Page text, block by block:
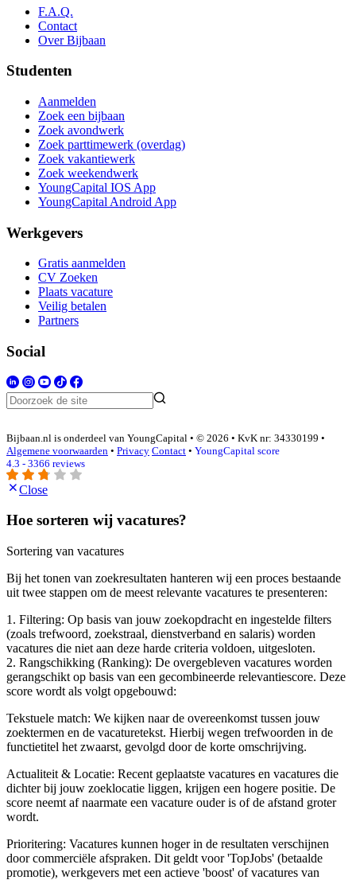
F.A.Q.
Contact
Over Bijbaan
Studenten
Aanmelden
Zoek een bijbaan
Zoek avondwerk
Zoek parttimewerk (overdag)
Zoek vakantiewerk
Zoek weekendwerk
YoungCapital IOS App
YoungCapital Android App
Werkgevers
Gratis aanmelden
CV Zoeken
Plaats vacature
Veilig betalen
Partners
Social
Bijbaan.nl is onderdeel van YoungCapital • © 2026 • KvK nr: 34330199 •
Algemene voorwaarden • Privacy Contact • YoungCapital score
4.3 - 3366 reviews
Close
Hoe sorteren wij vacatures?
Sortering van vacatures
Bij het tonen van zoekresultaten hanteren wij een proces bestaande
uit twee stappen om de meest relevante vacatures te presenteren:
1. Filtering: Op basis van jouw zoekopdracht en ingestelde filters
(zoals trefwoord, zoekstraal, dienstverband en salaris) worden
vacatures die niet aan deze harde criteria voldoen, uitgesloten.
2. Rangschikking (Ranking): De overgebleven vacatures worden
gerangschikt op basis van een gecombineerde relevantiescore. Deze
score wordt als volgt opgebouwd:
Tekstuele match: We kijken naar de overeenkomst tussen jouw
zoektermen en de vacaturetekst. Hierbij wegen trefwoorden in de
functietitel het zwaarst, gevolgd door de korte omschrijving.
Actualiteit & Locatie: Recent geplaatste vacatures en vacatures die
dichter bij jouw zoeklocatie liggen, krijgen een hogere positie. De
score neemt af naarmate een vacature ouder is of de afstand groter
wordt.
Prioritering: Vacatures kunnen hoger in de resultaten verschijnen
door commerciële afspraken. Dit geldt voor 'TopJobs' (betaalde
promotie), werkgevers met een actieve 'boost' of vacatures van